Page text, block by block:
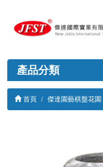
產品分類
首頁 傑達園藝棋盤花園